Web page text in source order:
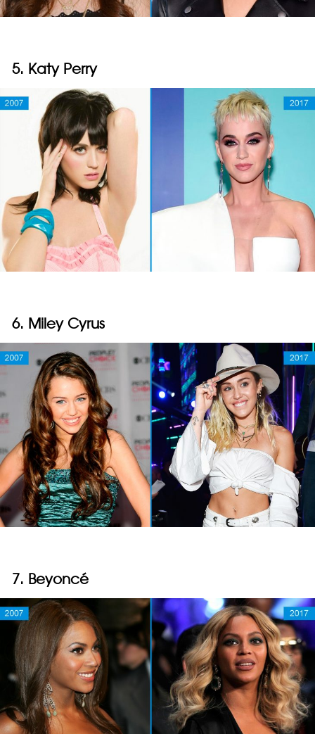
5. Katy Perry
6. Miley Cyrus
7. Beyoncé